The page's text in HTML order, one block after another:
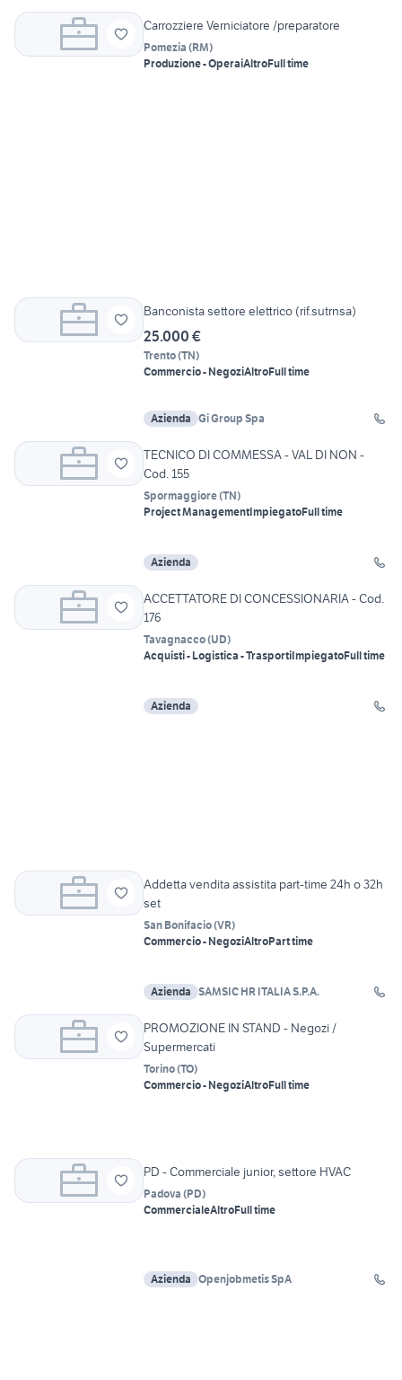
Carrozziere Verniciatore /preparatore
Pomezia (RM)
Produzione - OperaiAltroFull time
Banconista settore elettrico (rif.sutrnsa)
25.000 €
Trento(TN)
Commercio - NegoziAltroFull time
Azienda Gi Group Spa
TECNICO DI COMMESSA - VAL DI NON -
Cod. 155
Spormaggiore(TN)
Project ManagementImpiegatoFull time
Azienda
ACCETTATORE DI CONCESSIONARIA - Cod.
176
Tavagnacco(UD)
Acquisti - Logistica - TrasportiImpiegatoFull time
Azienda
Addetta vendita assistita part-time 24h o 32h
set
San Bonifacio(VR)
Commercio - NegoziAltroPart time
Azienda SAMSIC HR ITALIA S.P.A.
PROMOZIONE IN STAND - Negozi /
Supermercati
Torino(TO)
Commercio - NegoziAltroFull time
PD - Commerciale junior, settore HVAC
Padova (PD)
CommercialeAltroFull time
Azienda Openjobmetis SpA